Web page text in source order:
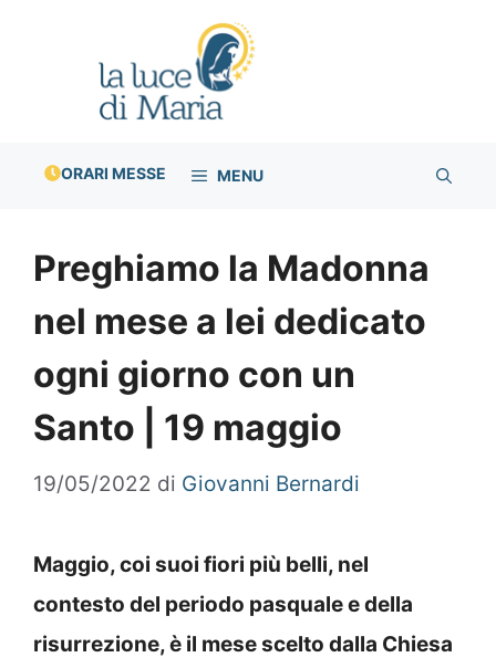
ORARI MESSE MENU
Preghiamo la Madonna
nel mese a lei dedicato
ogni giorno con un
Santo | 19 maggio
19/05/2022 di Giovanni Bernardi
Maggio, coi suoi fiori più belli, nel
contesto del periodo pasquale e della
risurrezione, è il mese scelto dalla Chiesa